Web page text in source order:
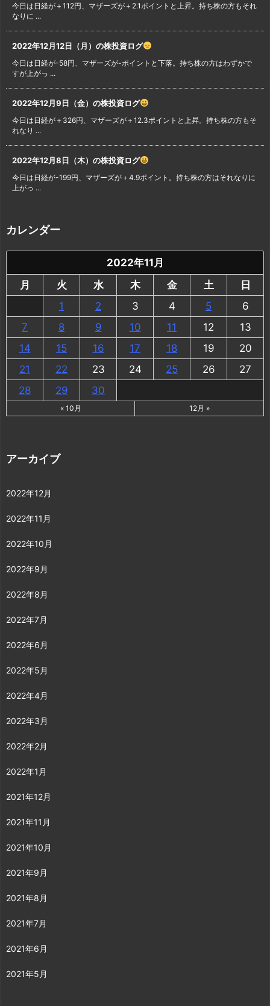
今日は日経が＋112円、マザーズが＋2.1ポイントと上昇。持ち株の方もそれ
なりに ...
2022年12月12日（月）の株投資ログ
今日は日経が-58円、マザーズが-ポイントと下落。持ち株の方はわずかで
すが上がっ ...
2022年12月9日（金）の株投資ログ
今日は日経が＋326円、マザーズが＋12.3ポイントと上昇。持ち株の方もそ
れなり ...
2022年12月8日（木）の株投資ログ
今日は日経が-199円、マザーズが＋4.9ポイント。持ち株の方はそれなりに
上がっ ...
カレンダー
2022年11月
月
火 水 木 金 土
日
1
2 3 4 5
6
7
8 9 10 11 12
13
14
15 16 17 18 19
20
21
22 23 24 25 26
27
28
29 30
« 10月 12月 »
アーカイブ
2022年12月
2022年11月
2022年10月
2022年9月
2022年8月
2022年7月
2022年6月
2022年5月
2022年4月
2022年3月
2022年2月
2022年1月
2021年12月
2021年11月
2021年10月
2021年9月
2021年8月
2021年7月
2021年6月
2021年5月